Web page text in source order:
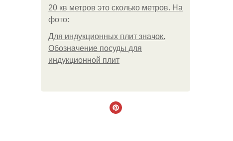
20 кв метров это сколько метров. На
фото:
Для индукционных плит значок.
Обозначение посуды для
индукционной плит